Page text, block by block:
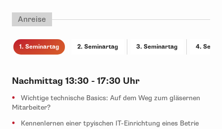
Anreise
1. Seminartag 2. Seminartag 3. Seminartag 4.
Nachmittag 13:30 - 17:30 Uhr
Wichtige technische Basics: Auf dem Weg zum gläsernen
Mitarbeiter?
Kennenlernen einer tpyischen IT-Einrichtung eines Betrie